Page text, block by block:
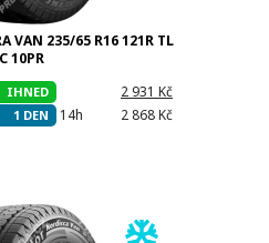
VAN 235/65 R16 121R TL
C 10PR
2 931 Kč
IHNED
2 868 Kč
14h
1 DEN